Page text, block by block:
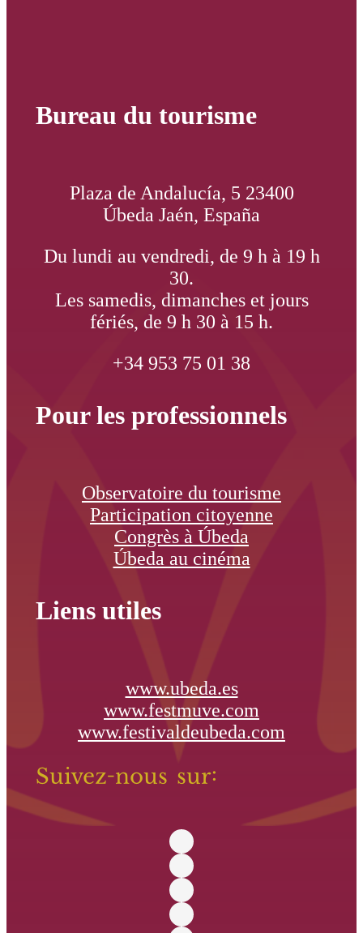
Bureau du tourisme
Plaza de Andalucía, 5 23400
Úbeda Jaén, España
Du lundi au vendredi, de 9 h à 19 h
30.
Les samedis, dimanches et jours
fériés, de 9 h 30 à 15 h.
+34 953 75 01 38
Pour les professionnels
Observatoire du tourisme
Participation citoyenne
Congrès à Úbeda
Úbeda au cinéma
Liens utiles
www.ubeda.es
www.festmuve.com
www.festivaldeubeda.com
Suivez-nous sur: